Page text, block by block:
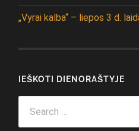
„Vyrai kalba“ – liepos 3 d.
IEŠKOTI DIENORAŠTYJE
for: